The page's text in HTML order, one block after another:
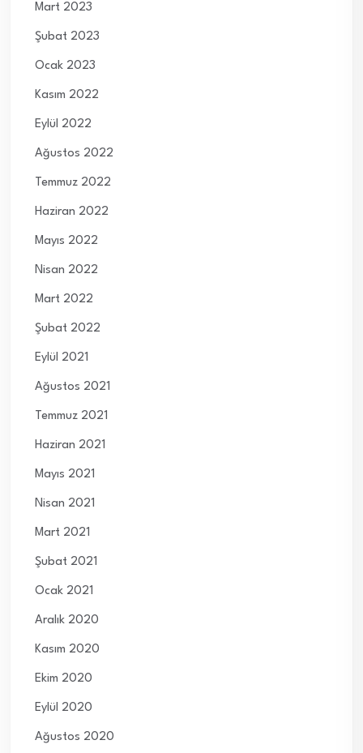
Mart 2023
Şubat 2023
Ocak 2023
Kasım 2022
Eylül 2022
Ağustos 2022
Temmuz 2022
Haziran 2022
Mayıs 2022
Nisan 2022
Mart 2022
Şubat 2022
Eylül 2021
Ağustos 2021
Temmuz 2021
Haziran 2021
Mayıs 2021
Nisan 2021
Mart 2021
Şubat 2021
Ocak 2021
Aralık 2020
Kasım 2020
Ekim 2020
Eylül 2020
Ağustos 2020